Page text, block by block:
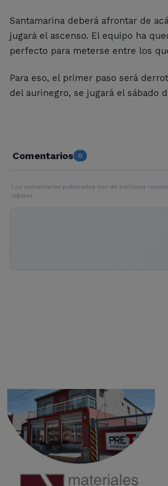
Santamarina deberá afrontar de
jugará el ascenso. El equipo ha
perfecto para meterse entre los
Para eso, el primer paso será
del aurinegro, se jugará el sábado
Comentarios 0
Los comentarios publicados son de exclusiva
legales.